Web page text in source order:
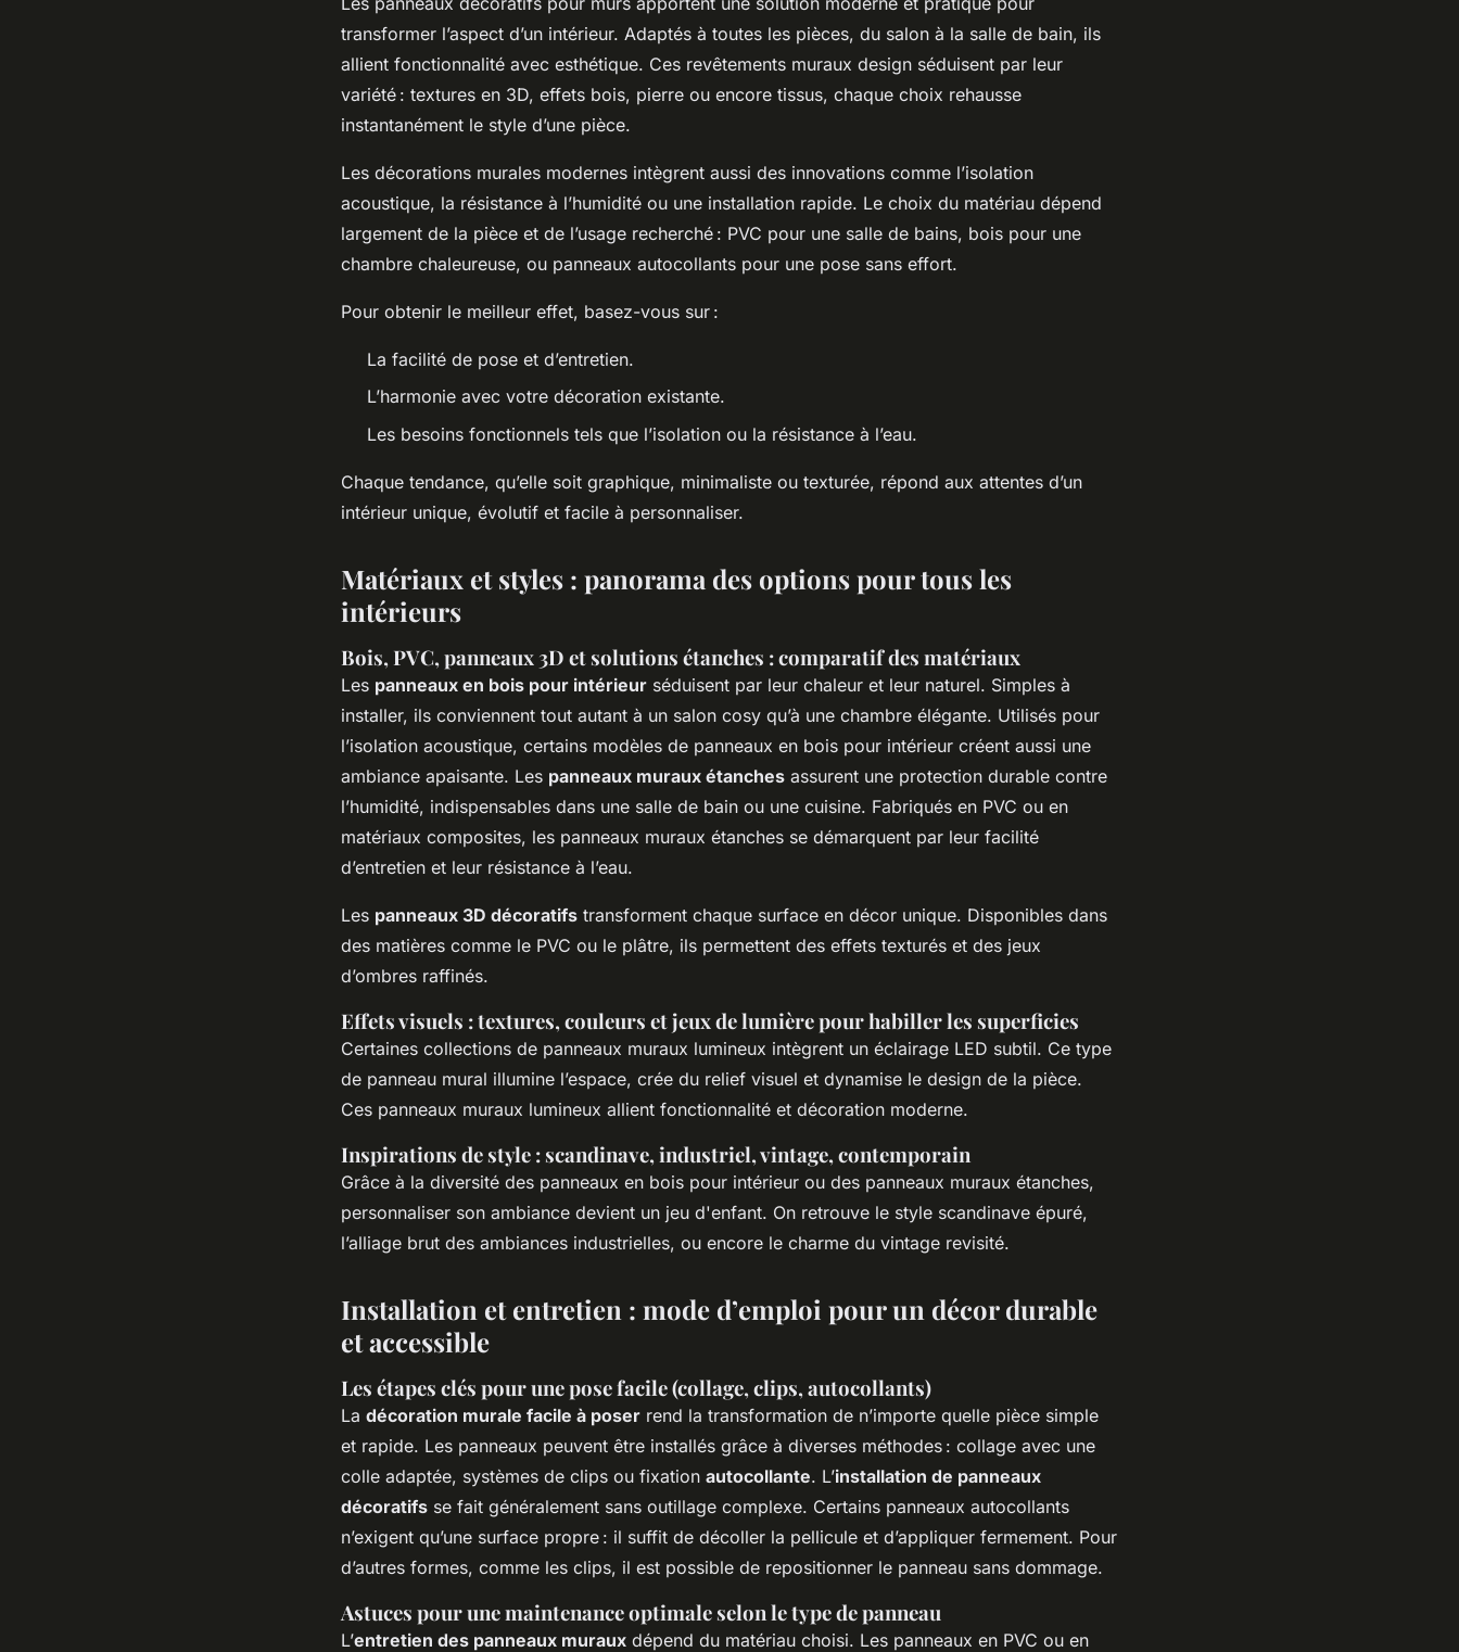
transformer l’aspect d’un intérieur. Adaptés à toutes les pièces, du salon à la salle de bain, ils
allient fonctionnalité avec esthétique. Ces revêtements muraux design séduisent par leur
variété : textures en 3D, effets bois, pierre ou encore tissus, chaque choix rehausse
instantanément le style d’une pièce.
Les décorations murales modernes intègrent aussi des innovations comme l’isolation
acoustique, la résistance à l’humidité ou une installation rapide. Le choix du matériau dépend
largement de la pièce et de l’usage recherché : PVC pour une salle de bains, bois pour une
chambre chaleureuse, ou panneaux autocollants pour une pose sans effort.
Pour obtenir le meilleur effet, basez-vous sur :
La facilité de pose et d’entretien.
L’harmonie avec votre décoration existante.
Les besoins fonctionnels tels que l’isolation ou la résistance à l’eau.
Chaque tendance, qu’elle soit graphique, minimaliste ou texturée, répond aux attentes d’un
intérieur unique, évolutif et facile à personnaliser.
Matériaux et styles : panorama des options pour tous les
intérieurs
Bois, PVC, panneaux 3D et solutions étanches : comparatif des matériaux
Les panneaux en bois pour intérieur séduisent par leur chaleur et leur naturel. Simples à
installer, ils conviennent tout autant à un salon cosy qu’à une chambre élégante. Utilisés pour
l’isolation acoustique, certains modèles de panneaux en bois pour intérieur créent aussi une
ambiance apaisante. Les panneaux muraux étanches assurent une protection durable contre
l’humidité, indispensables dans une salle de bain ou une cuisine. Fabriqués en PVC ou en
matériaux composites, les panneaux muraux étanches se démarquent par leur facilité
d’entretien et leur résistance à l’eau.
Les panneaux 3D décoratifs transforment chaque surface en décor unique. Disponibles dans
des matières comme le PVC ou le plâtre, ils permettent des effets texturés et des jeux
d’ombres raffinés.
Effets visuels : textures, couleurs et jeux de lumière pour habiller les superficies
Certaines collections de panneaux muraux lumineux intègrent un éclairage LED subtil. Ce type
de panneau mural illumine l’espace, crée du relief visuel et dynamise le design de la pièce.
Ces panneaux muraux lumineux allient fonctionnalité et décoration moderne.
Inspirations de style : scandinave, industriel, vintage, contemporain
Grâce à la diversité des panneaux en bois pour intérieur ou des panneaux muraux étanches,
personnaliser son ambiance devient un jeu d'enfant. On retrouve le style scandinave épuré,
l’alliage brut des ambiances industrielles, ou encore le charme du vintage revisité.
Installation et entretien : mode d’emploi pour un décor durable
et accessible
Les étapes clés pour une pose facile (collage, clips, autocollants)
La décoration murale facile à poser rend la transformation de n’importe quelle pièce simple
et rapide. Les panneaux peuvent être installés grâce à diverses méthodes : collage avec une
colle adaptée, systèmes de clips ou fixation autocollante. L’installation de panneaux
décoratifs se fait généralement sans outillage complexe. Certains panneaux autocollants
n’exigent qu’une surface propre : il suffit de décoller la pellicule et d’appliquer fermement. Pour
d’autres formes, comme les clips, il est possible de repositionner le panneau sans dommage.
Astuces pour une maintenance optimale selon le type de panneau
L’entretien des panneaux muraux dépend du matériau choisi. Les panneaux en PVC ou en